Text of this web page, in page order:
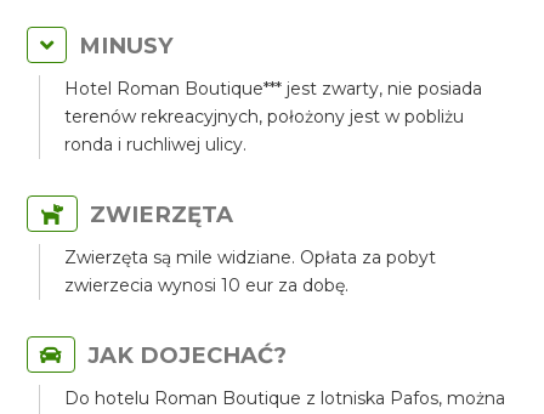
MINUSY
Hotel Roman Boutique*** jest zwarty, nie posiada
terenów rekreacyjnych, położony jest w pobliżu
ronda i ruchliwej ulicy.
ZWIERZĘTA
Zwierzęta są mile widziane. Opłata za pobyt
zwierzecia wynosi 10 eur za dobę.
JAK DOJECHAĆ?
Do hotelu Roman Boutique z lotniska Pafos, można